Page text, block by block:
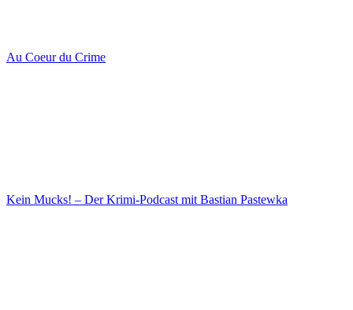
Au Coeur du Crime
Kein Mucks! – Der Krimi-Podcast mit Bastian Pastewka